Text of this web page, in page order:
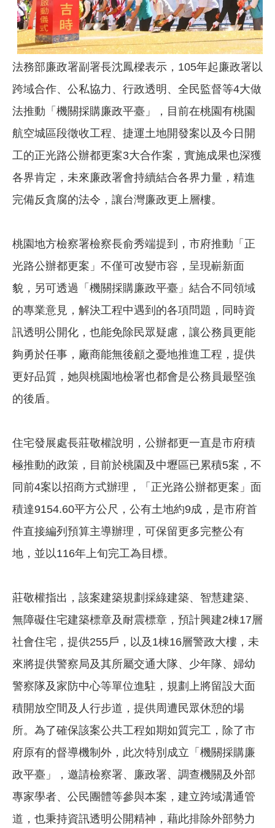
法務部廉政署副署長沈鳳樑表示，105年起廉政署以
跨域合作、公私協力、行政透明、全民監督等4大做
法推動「機關採購廉政平臺」，目前在桃園有桃園
航空城區段徵收工程、捷運土地開發案以及今日開
工的正光路公辦都更案3大合作案，實施成果也深獲
各界肯定，未來廉政署會持續結合各界力量，精進
完備反貪腐的法令，讓台灣廉政更上層樓。
桃園地方檢察署檢察長俞秀端提到，市府推動「正
光路公辦都更案」不僅可改變市容，呈現嶄新面
貌，另可透過「機關採購廉政平臺」結合不同領域
的專業意見，解決工程中遇到的各項問題，同時資
訊透明公開化，也能免除民眾疑慮，讓公務員更能
夠勇於任事，廠商能無後顧之憂地推進工程，提供
更好品質，她與桃園地檢署也都會是公務員最堅強
的後盾。
住宅發展處長莊敬權說明，公辦都更一直是市府積
極推動的政策，目前於桃園及中壢區已累積5案，不
同前4案以招商方式辦理，「正光路公辦都更案」面
積達9154.60平方公尺，公有土地約9成，是市府首
件直接編列預算主導辦理，可保留更多完整公有
地，並以116年上旬完工為目標。
莊敬權指出，該案建築規劃採綠建築、智慧建築、
無障礙住宅建築標章及耐震標章，預計興建2棟17層
社會住宅，提供255戶，以及1棟16層警政大樓，未
來將提供警察局及其所屬交通大隊、少年隊、婦幼
警察隊及家防中心等單位進駐，規劃上將留設大面
積開放空間及人行步道，提供周遭民眾休憩的場
所。為了確保該案公共工程如期如質完工，除了市
府原有的督導機制外，此次特別成立「機關採購廉
政平臺」，邀請檢察署、廉政署、調查機關及外部
專家學者、公民團體等參與本案，建立跨域溝通管
道，也秉持資訊透明公開精神，藉此排除外部勢力